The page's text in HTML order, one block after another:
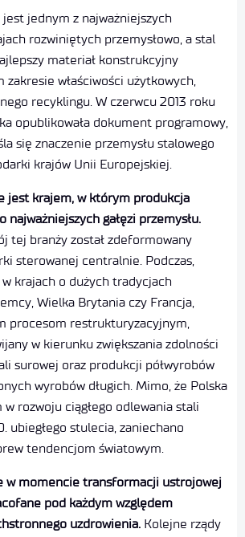
jest jednym z najważniejszych
rozwiniętych przemysłowo, a stal
materiał konstrukcyjny
zakresie właściwości użytkowych,
recyklingu. W czerwcu 2013 roku
opublikowała dokument programowy,
się znaczenie przemysłu stalowego
krajów Unii Europejskiej.
jest krajem, w którym produkcja
najważniejszych gałęzi przemysłu.
tej branży został zdeformowany
sterowanej centralnie. Podczas,
krajach o dużych tradycjach
Wielka Brytania czy Francja,
procesom restrukturyzacyjnym,
w kierunku zwiększania zdolności
surowej oraz produkcji półwyrobów
wyrobów długich. Mimo, że Polska
w rozwoju ciągłego odlewania stali
ubiegłego stulecia, zaniechano
tendencjom światowym.
w momencie transformacji ustrojowej
pod każdym względem
uzdrowienia. Kolejne rządy